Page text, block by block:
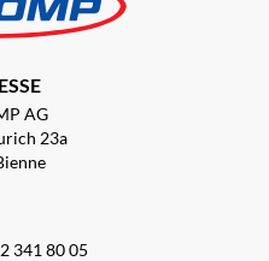
AG
23a
341 80 05